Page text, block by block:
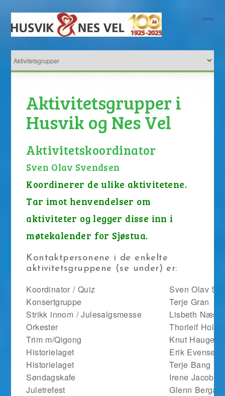
Aktivitetsgrupper i
Husvik og Nes Vel
Aktivitetskoordinator
Sven Olav Svendsen
Koordinerer de ulike aktivitetene.
Tar imot henvendelser om
aktiviteter og legger disse inn i
møtekalender for Sjøstua.
Kontaktpersonene i de enkelte
aktivitetsgruppene (se under) er:
Koordinator / Quiz
Sven Olav
Konsertgruppe
Terje Gran
Strikk innom / Julesalgsmesse
Lisbeth Næss
Orkester
Thorleif
Trim m/Qigong
Knut Haugen
Historielaget
Erik Evensen
Historielaget
Terje Bang
Søndagskafe
Irene
Juletrefest
Glenn Bergan